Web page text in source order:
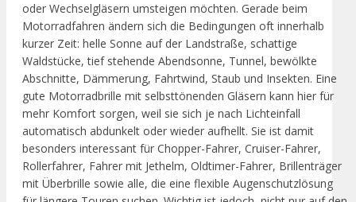
oder Wechselgläsern umsteigen möchten. Gerade beim
Motorradfahren ändern sich die Bedingungen oft innerhalb
kurzer Zeit: helle Sonne auf der Landstraße, schattige
Waldstücke, tief stehende Abendsonne, Tunnel, bewölkte
Abschnitte, Dämmerung, Fahrtwind, Staub und Insekten. Eine
gute Motorradbrille mit selbsttönenden Gläsern kann hier für
mehr Komfort sorgen, weil sie sich je nach Lichteinfall
automatisch abdunkelt oder wieder aufhellt. Sie ist damit
besonders interessant für Chopper-Fahrer, Cruiser-Fahrer,
Rollerfahrer, Fahrer mit Jethelm, Oldtimer-Fahrer, Brillenträger
mit Überbrille sowie alle, die eine flexible Augenschutzlösung